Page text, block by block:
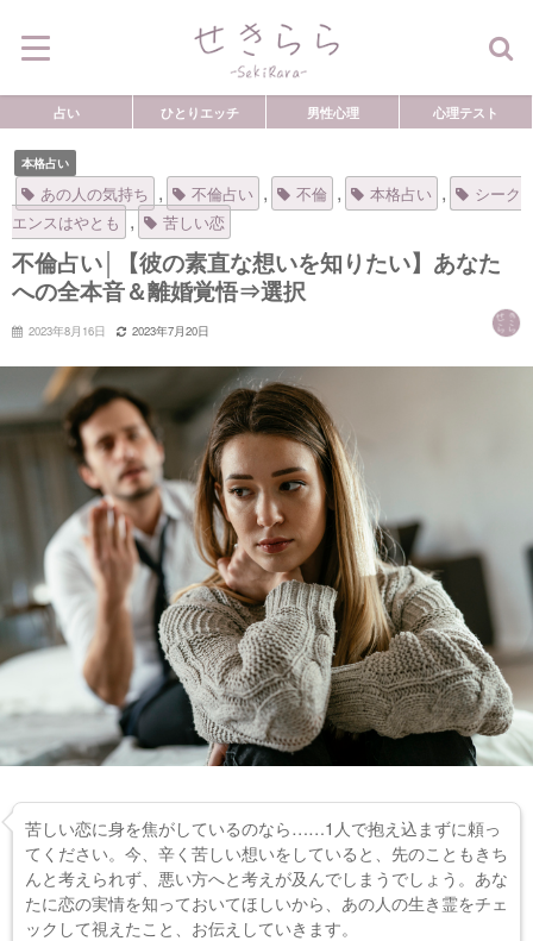
占い ひとりエッチ 男性心理 心理テスト
本格占い
あの人の気持ち , 不倫占い , 不倫 , 本格占い ,
シーク
エンスはやとも , 苦しい恋
不倫占い│【彼の素直な想いを知りたい】あなた
への全本音＆離婚覚悟⇒選択
2023年8月16日 2023年7月20日
苦しい恋に身を焦がしているのなら……1人で抱え込まずに頼っ
てください。今、辛く苦しい想いをしていると、先のこともきち
んと考えられず、悪い方へと考えが及んでしまうでしょう。あな
たに恋の実情を知っておいてほしいから、あの人の生き霊をチェ
ックして視えたこと、お伝えしていきます。